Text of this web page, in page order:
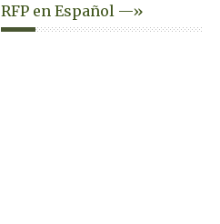
RFP en Español —»